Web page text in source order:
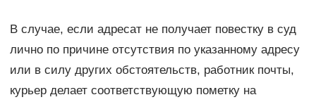
В случае, если адресат не получает повестку в суд
лично по причине отсутствия по указанному адресу
или в силу других обстоятельств, работник почты,
курьер делает соответствующую пометку на